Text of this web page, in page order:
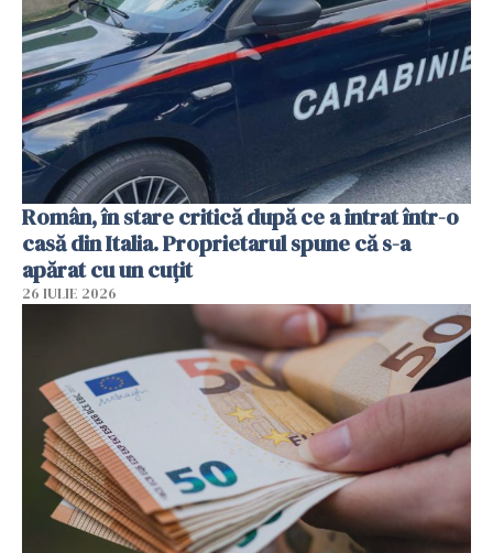
Român, în stare critică după ce a intrat într-o
casă din Italia. Proprietarul spune că s-a
apărat cu un cuțit
26 IULIE 2026